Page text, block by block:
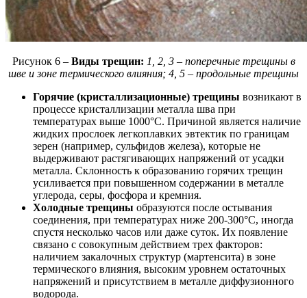
Рисунок 6 –Виды трещин: 1, 2, 3 – поперечные трещины в
шве и зоне термического влияния; 4, 5 – продольные трещины
Горячие (кристаллизационные) трещины возникают в
процессе кристаллизации металла шва при
температурах выше 1000°C. Причиной является наличие
жидких прослоек легкоплавких эвтектик по границам
зерен (например, сульфидов железа), которые не
выдерживают растягивающих напряжений от усадки
металла. Склонность к образованию горячих трещин
усиливается при повышенном содержании в металле
углерода, серы, фосфора и кремния.
Холодные трещины образуются после остывания
соединения, при температурах ниже 200-300°C, иногда
спустя несколько часов или даже суток. Их появление
связано с совокупным действием трех факторов:
наличием закалочных структур (мартенсита) в зоне
термического влияния, высоким уровнем остаточных
напряжений и присутствием в металле диффузионного
водорода.